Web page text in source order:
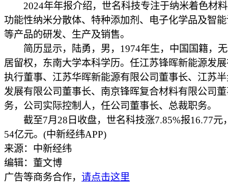
2024年年报介绍，世名科技专注于纳米着色材料
功能性纳米分散体、特种添加剂、电子化学品及智
等产品的研发、生产及销售。
简历显示，陆勇，男，1974年生，中国国籍，
居留权，东南大学本科学历。任江苏锋晖新能源发
执行董事、江苏华晖新能源有限公司董事长、江苏
发展有限公司董事长、南京锋晖复合材料有限公司
务，公司实际控制人，任公司董事长、总裁职务。
截至7月28日收盘，世名科技涨7.85%报16.77元
54亿元。(中新经纬APP)
来源：中新经纬
编辑：董文博
广告等商务合作， 请点击这里